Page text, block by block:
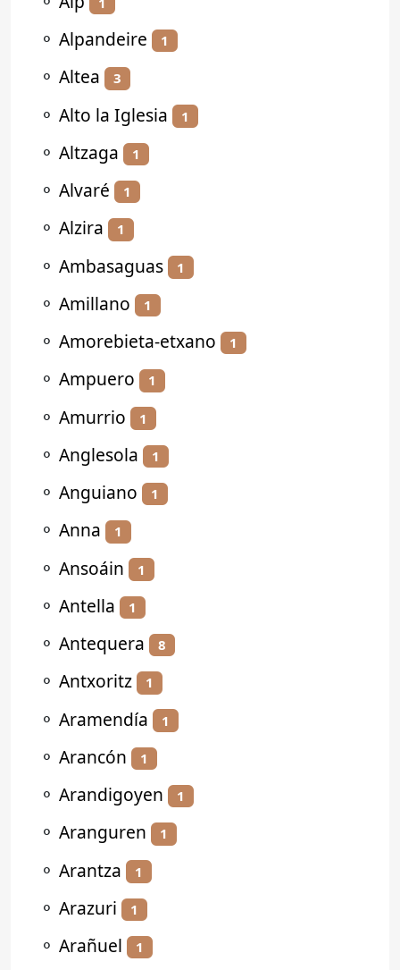
⚬ Alpandeire 1
⚬ Altea 3
⚬ Alto la Iglesia 1
⚬ Altzaga 1
⚬ Alvaré 1
⚬ Alzira 1
⚬ Ambasaguas 1
⚬ Amillano 1
⚬ Amorebieta-etxano 1
⚬ Ampuero 1
⚬ Amurrio 1
⚬ Anglesola 1
⚬ Anguiano 1
⚬ Anna 1
⚬ Ansoáin 1
⚬ Antella 1
⚬ Antequera 8
⚬ Antxoritz 1
⚬ Aramendía 1
⚬ Arancón 1
⚬ Arandigoyen 1
⚬ Aranguren 1
⚬ Arantza 1
⚬ Arazuri 1
⚬ Arañuel 1